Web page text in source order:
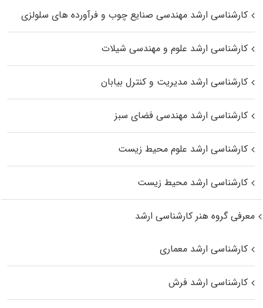
کارشناسی ارشد مهندسی صنایع چوب و فرآورده‌ های سلولزی
کارشناسی ارشد علوم و مهندسی شیلات
کارشناسی ارشد مدیریت و کنترل بیابان
کارشناسی ارشد مهندسی فضای سبز
کارشناسی ارشد علوم محیط‌ زیست
کارشناسی ارشد محیط زیست
معرفی گروه هنر کارشناسی ارشد
کارشناسی ارشد معماری
کارشناسی ارشد فرش